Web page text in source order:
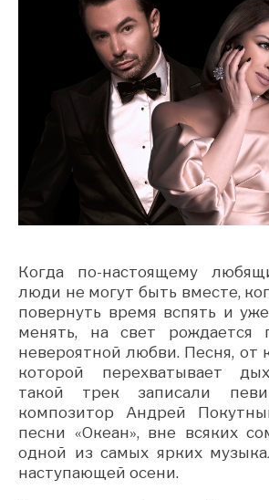
Когда по-настоящему
люди не могут быть вместе,
повернуть время вспять и
менять, на свет рождается
невероятной любви. Песня, от
которой перехватывает
такой трек записали
композитор Андрей
песни «Океан», вне всяких
одной из самых ярких
наступающей осени.